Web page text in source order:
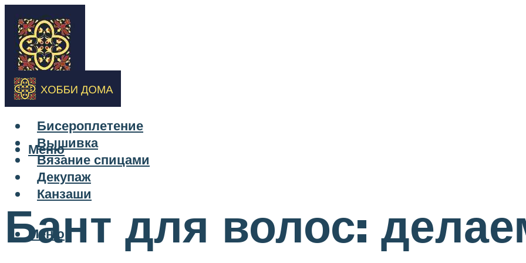
Бисероплетение
Вышивка
Вязание спицами
Декупаж
Канзаши
Меню
Меню
Бант для волос: